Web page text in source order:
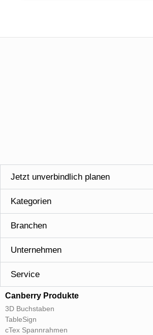
Jetzt unverbindlich planen
Kategorien
Branchen
Unternehmen
Service
Canberry Produkte
3D Buchstaben
TableSign
cTex Spannrahmen